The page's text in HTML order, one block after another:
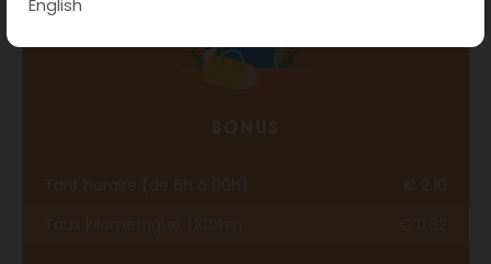
English
BONUS
Tarif horaire (de 6h à 00h)
€ 2.10